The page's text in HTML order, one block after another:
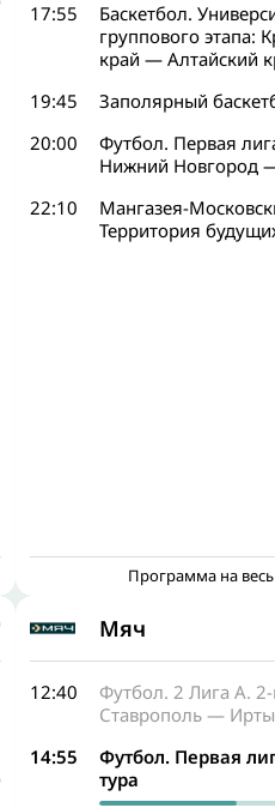
17:55
Баскетбол.
группового этапа:
край — Алтайский
19:45
Заполярный
20:00
Футбол. Первая
Нижний Новгород
22:10
Мангазея-
Территория
Программа на
Мяч
12:40
Футбол. 2 Лига А.
Ставрополь —
14:55
Футбол. Первая
тура